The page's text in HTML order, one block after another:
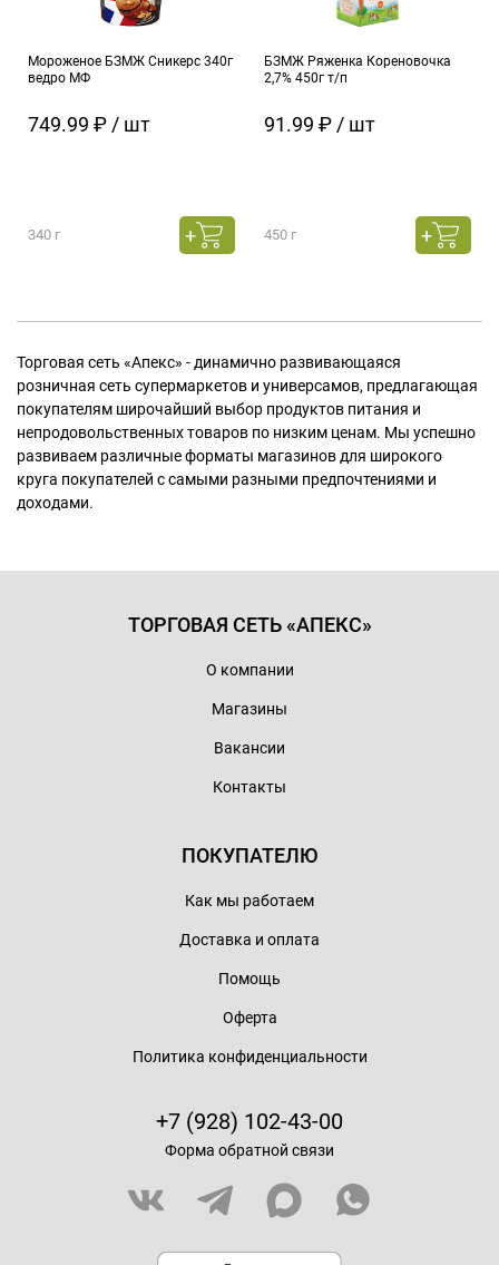
Мороженое БЗМЖ Сникерс 340г
ведро МФ
749.99 ₽ / шт
340 г
БЗМЖ Ряженка Кореновочка
2,7% 450г т/п
91.99 ₽ / шт
450 г
Торговая сеть «Апекс» - динамично развивающаяся
розничная сеть супермаркетов и универсамов, предлагающая
покупателям широчайший выбор продуктов питания и
непродовольственных товаров по низким ценам. Мы успешно
развиваем различные форматы магазинов для широкого
круга покупателей с самыми разными предпочтениями и
доходами.
ТОРГОВАЯ СЕТЬ «АПЕКС»
О компании
Магазины
Вакансии
Контакты
ПОКУПАТЕЛЮ
Как мы работаем
Доставка и оплата
Помощь
Оферта
Политика конфиденциальности
+7 (928) 102-43-00
Форма обратной связи